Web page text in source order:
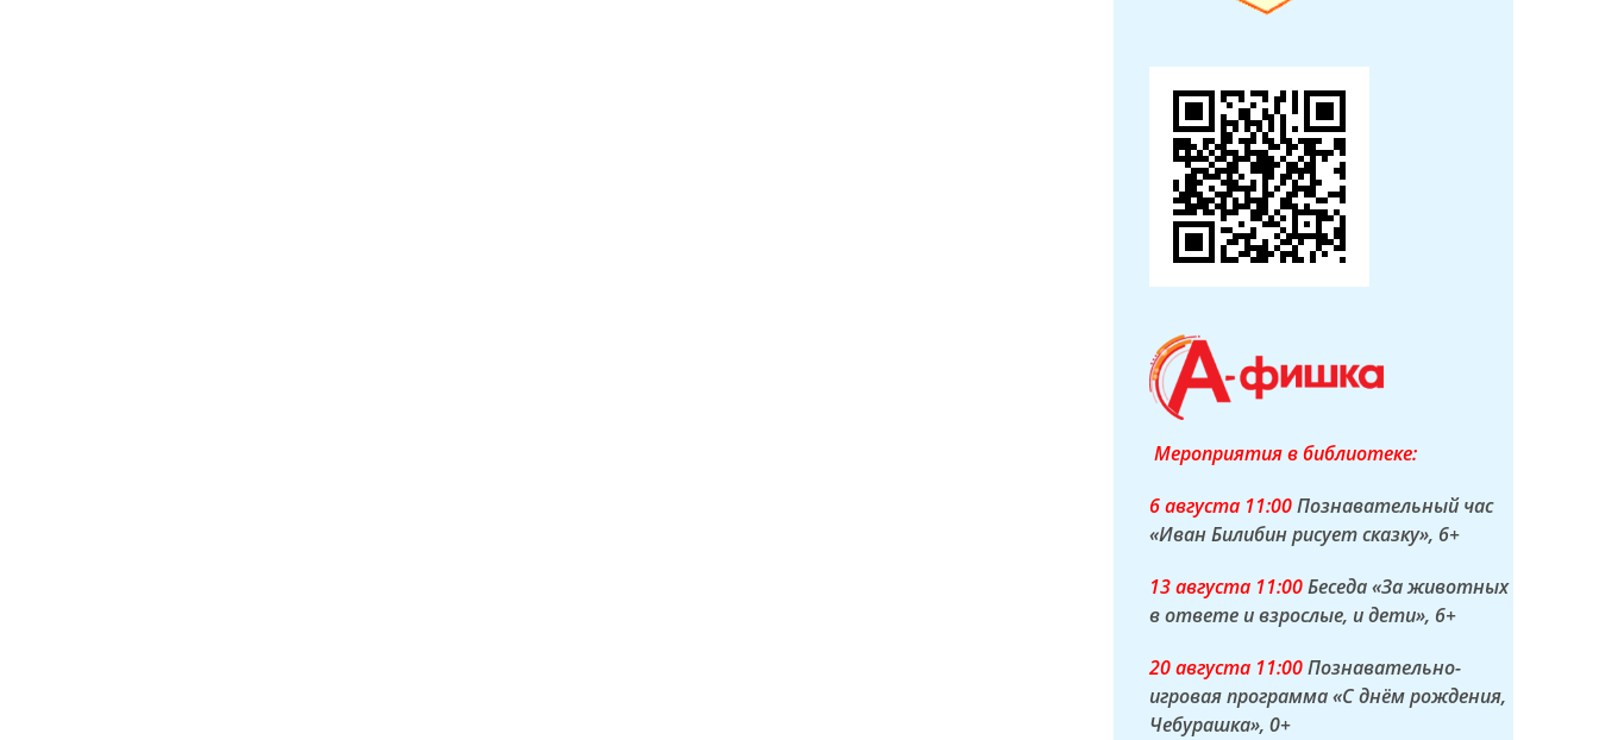
Мероприятия в библиотеке:
6 августа 11:00Познавательный час
«Иван Билибин рисует сказку», 6+
13 августа 11:00Беседа «За животных
в ответе и взрослые, и дети», 6+
20 августа 11:00Познавательно-
игровая программа «С днём рождения,
Чебурашка», 0+